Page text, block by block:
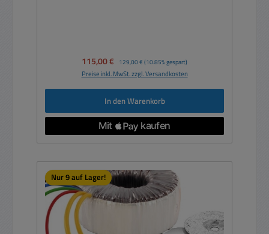
Verkaufspreis:
115,00 € Regulärer Preis:
129,00 € (10.85% gespart)
Preise inkl. MwSt. zzgl. Versandkosten
In den Warenkorb
Nur 9 auf Lager!